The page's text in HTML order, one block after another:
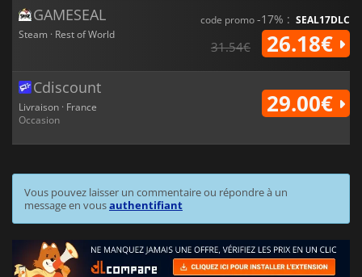
GAMESEAL
Steam · Rest of World
code promo-17% : SEAL17DLC
31.54€ 26.18€
Cdiscount
Livraison · France
Occasion
29.00€
Vous pouvez laisser un commentaire ou répondre à un
message en vousauthentifiant